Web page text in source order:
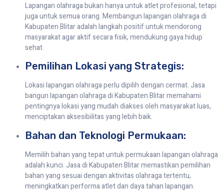
Lapangan olahraga bukan hanya untuk atlet profesional, tetapi
juga untuk semua orang. Membangun lapangan olahraga di
Kabupaten Blitar adalah langkah positif untuk mendorong
masyarakat agar aktif secara fisik, mendukung gaya hidup
sehat.
Pemilihan Lokasi yang Strategis:
Lokasi lapangan olahraga perlu dipilih dengan cermat. Jasa
bangun lapangan olahraga di Kabupaten Blitar memahami
pentingnya lokasi yang mudah diakses oleh masyarakat luas,
menciptakan aksesibilitas yang lebih baik.
Bahan dan Teknologi Permukaan:
Memilih bahan yang tepat untuk permukaan lapangan olahraga
adalah kunci. Jasa di Kabupaten Blitar memastikan pemilihan
bahan yang sesuai dengan aktivitas olahraga tertentu,
meningkatkan performa atlet dan daya tahan lapangan.